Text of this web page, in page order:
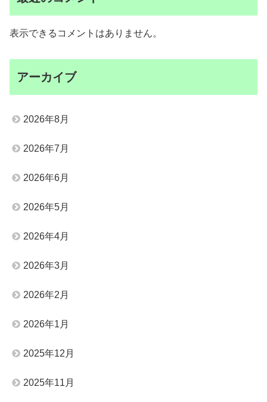
表示できるコメントはありません。
アーカイブ
2026年8月
2026年7月
2026年6月
2026年5月
2026年4月
2026年3月
2026年2月
2026年1月
2025年12月
2025年11月